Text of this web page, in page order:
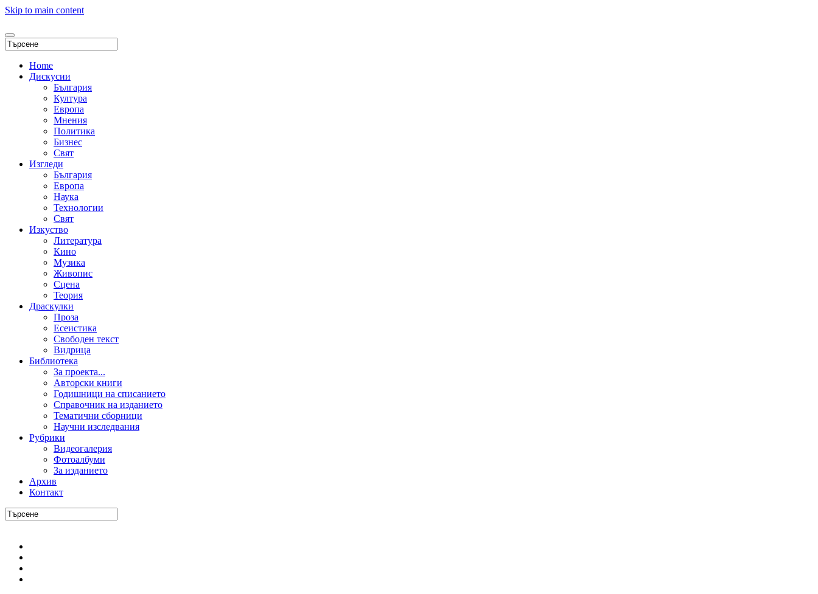
Skip to main content
Home
Дискусии
България
Култура
Европа
Мнения
Политика
Бизнес
Свят
Изгледи
България
Европа
Наука
Технологии
Свят
Изкуство
Литература
Кино
Музика
Живопис
Сцена
Теория
Драскулки
Проза
Есеистика
Свободен текст
Видрица
Библиотека
За проекта...
Авторски книги
Годишници на списанието
Справочник на изданието
Тематични сборници
Научни изследвания
Рубрики
Видеогалерия
Фотоалбуми
За изданието
Архив
Контакт